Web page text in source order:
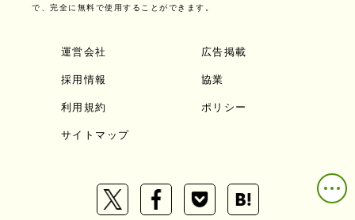
で、完全に無料で使用することができます。
運営会社 広告掲載
採用情報 協業
利用規約 ポリシー
サイトマップ